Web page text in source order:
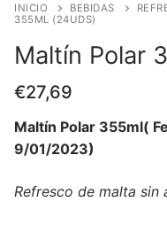
INICIO BEBIDAS
355ML (24UDS)
Maltín Polar
€27,69
Maltín Polar 355ml(
9/01/2023)
Refresco de malta sin